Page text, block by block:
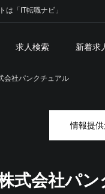
は「IT転職ナビ」
求人検索 新着求
会社パンクチュアル
情報提供
式会社パ